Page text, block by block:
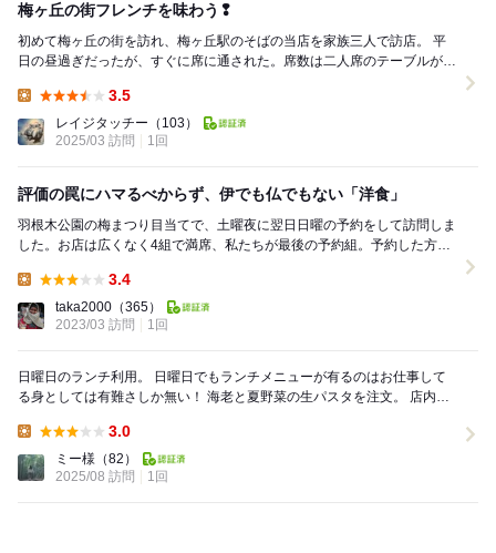
梅ヶ丘の街フレンチを味わう❢
初めて梅ヶ丘の街を訪れ、梅ヶ丘駅のそばの当店を家族三人で訪店。 平
日の昼過ぎだったが、すぐに席に通された。席数は二人席のテーブルが
3.5
レイジタッチー （103）
2025/03 訪問
1回
評価の罠にハマるべからず、伊でも仏でもない「洋食」
羽根木公園の梅まつり目当てで、土曜夜に翌日日曜の予約をして訪問しま
した。お店は広くなく4組で満席、私たちが最後の予約組。予約した方が
3.4
taka2000 （365）
2023/03 訪問
1回
日曜日のランチ利用。 日曜日でもランチメニューが有るのはお仕事して
る身としては有難さしか無い！ 海老と夏野菜の生パスタを注文。 店内は
3.0
ミー様 （82）
2025/08 訪問
1回